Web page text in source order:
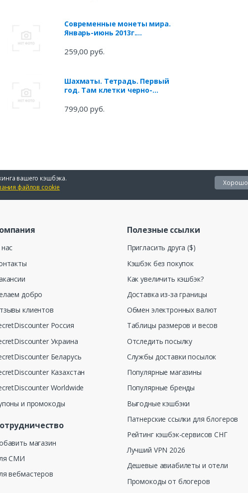
Современные монеты мира.
Январь-июнь 2013г.
259,00 руб.
Шахматы. Тетрадь. Первый
год. Там клетки черно-
(комплект из 2 книг)
799,00 руб.
вашего кэшбэка.
файлов cookie
Хорошо
добро
клиентов
Россия
Украина
Беларусь
Казахстан
Worldwide
и промокоды
магазин
СМИ
вебмастеров
Полезные ссылки
Пригласить друга ($)
Кэшбэк без покупок
Как увеличить кэшбэк?
Доставка из-за границы
Обмен электронных валют
Таблицы размеров и весов
Отследить посылку
Службы доставки посылок
Популярные магазины
Популярные бренды
Выгодные кэшбэки
Патнерские ссылки для блогеров
Рейтинг кэшбэк-сервисов СНГ
Лучший VPN 2026
Дешевые авиабилеты и отели
Промокоды от блогеров